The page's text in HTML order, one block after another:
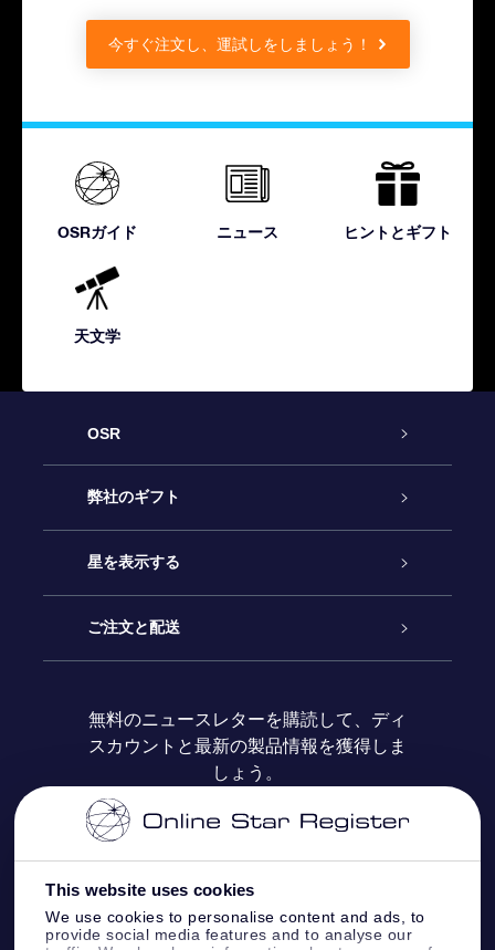
This website uses cookies
We use cookies to personalise content and ads, to
provide social media features and to analyse our
今すぐ注文し、運試しをしましょう！
OSRガイド ニュース ヒントとギフト
天文学
OSR
カスタマーサービス
お問い合わせ
ブログ
レビュー
弊社のギフト
Online Starギフト
OSRギフトパック
OSR ギフトカード
法人ギフト
星を表示する
星の登録
カスタマイズされたStar Page
One Million Stars
OSR Starsaver
星間飛行VRアプリ
ご注文と配送
お支払いに関する情報
配送に関する情報
返品ポリシ
無料のニュースレターを購読して、ディ
スカウントと最新の製品情報を獲得しま
しょう。